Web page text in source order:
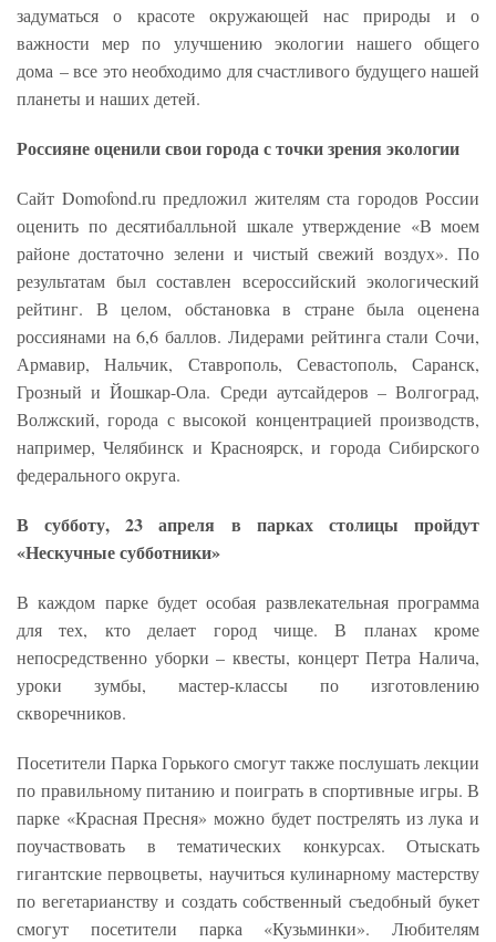
задуматься о красоте окружающей нас природы и о
важности мер по улучшению экологии нашего общего
дома – все это необходимо для счастливого будущего нашей
планеты и наших детей.
Россияне оценили свои города с точки зрения экологии
Сайт Domofond.ru предложил жителям ста городов России
оценить по десятибалльной шкале утверждение «В моем
районе достаточно зелени и чистый свежий воздух». По
результатам был составлен всероссийский экологический
рейтинг. В целом, обстановка в стране была оценена
россиянами на 6,6 баллов. Лидерами рейтинга стали Сочи,
Армавир, Нальчик, Ставрополь, Севастополь, Саранск,
Грозный и Йошкар-Ола. Среди аутсайдеров – Волгоград,
Волжский, города с высокой концентрацией производств,
например, Челябинск и Красноярск, и города Сибирского
федерального округа.
В субботу, 23 апреля в парках столицы пройдут
«Нескучные субботники»
В каждом парке будет особая развлекательная программа
для тех, кто делает город чище. В планах кроме
непосредственно уборки – квесты, концерт Петра Налича,
уроки зумбы, мастер-классы по изготовлению
скворечников.
Посетители Парка Горького смогут также послушать лекции
по правильному питанию и поиграть в спортивные игры. В
парке «Красная Пресня» можно будет пострелять из лука и
поучаствовать в тематических конкурсах. Отыскать
гигантские первоцветы, научиться кулинарному мастерству
по вегетарианству и создать собственный съедобный букет
смогут посетители парка «Кузьминки». Любителям